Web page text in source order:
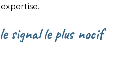
signal le plus nocif